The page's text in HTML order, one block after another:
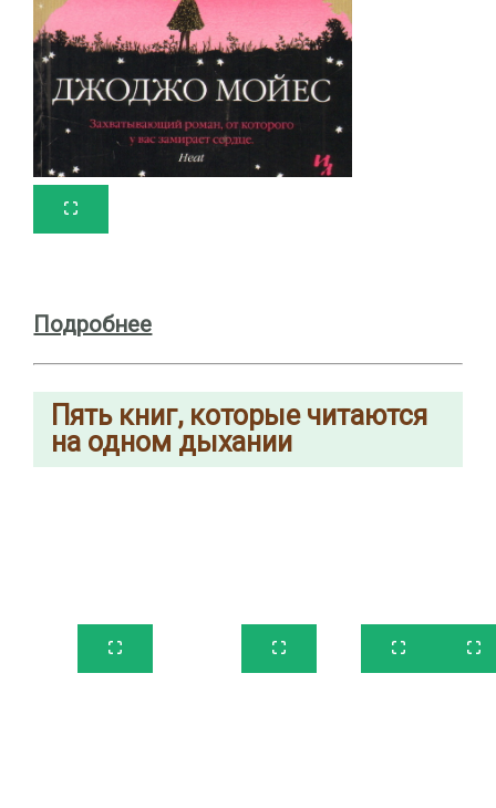
Подробнее
Пять книг, которые читаются
на одном дыхании